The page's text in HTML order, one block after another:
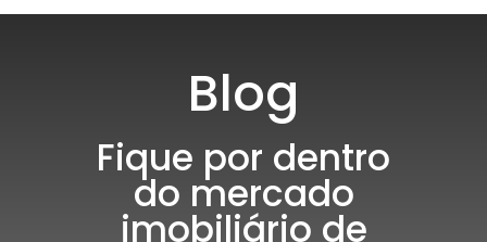
Blog
Fique por dentro
do mercado
imobiliário de